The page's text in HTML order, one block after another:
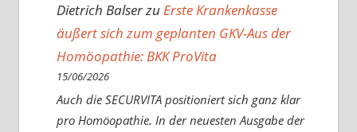
Dietrich BalserzuErste Krankenkasse
äußert sich zum geplanten GKV-Aus der
Homöopathie: BKK ProVita
15/06/2026
Auch die SECURVITA positioniert sich ganz klar
pro Homöopathie. In der neuesten Ausgabe der